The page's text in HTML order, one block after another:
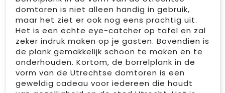
domtoren is niet alleen handig in gebruik,
maar het ziet er ook nog eens prachtig uit.
Het is een echte eye-catcher op tafel en zal
zeker indruk maken op je gasten. Bovendien is
de plank gemakkelijk schoon te maken en te
onderhouden. Kortom, de borrelplank in de
vorm van de Utrechtse domtoren is een
geweldig cadeau voor iedereen die houdt